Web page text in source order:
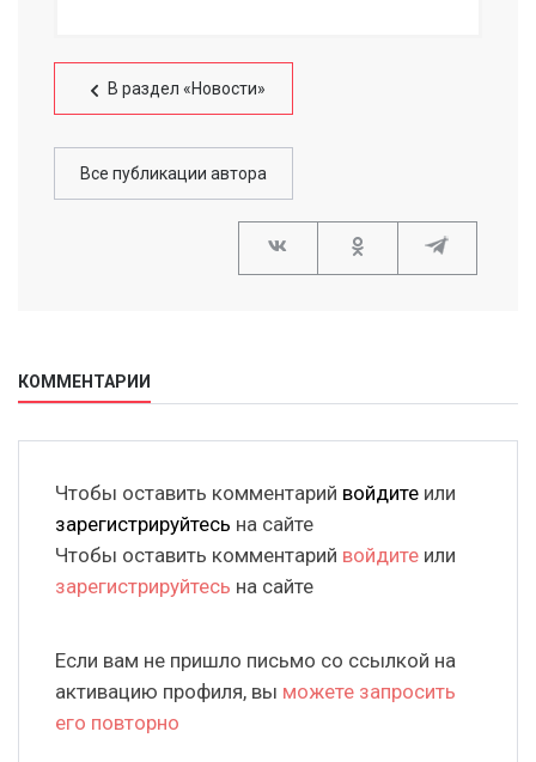
В раздел «Новости»
Все публикации автора
КОММЕНТАРИИ
Чтобы оставить комментарий войдите или
зарегистрируйтесь на сайте
Чтобы оставить комментарий войдите или
зарегистрируйтесь на сайте
Если вам не пришло письмо со ссылкой на
активацию профиля, вы можете запросить
его повторно